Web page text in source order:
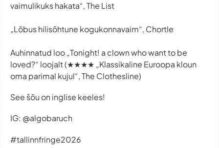
vaimulikuks hakata“,The List
„Lõbus hilisõhtune kogukonnavaim“, Chortle
Auhinnatud loo „Tonight! a clown who want to be
loved?“ loojalt (★★★★ „Klassikaline Euroopa kloun
oma parimal kujul“,The Clothesline)
See šõu on inglise keeles!
IG: @algobaruch
#tallinnfringe2026